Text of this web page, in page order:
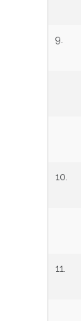
9.
10.
11.